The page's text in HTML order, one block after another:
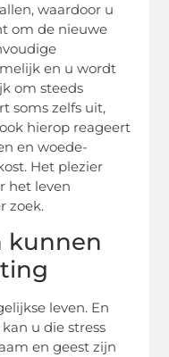
waardoor u
om de nieuwe
en u wordt
om steeds
soms zelfs uit,
hierop reageert
en woede-
Het plezier
het leven
zoek.
kunnen
leven. En
u die stress
en geest zijn